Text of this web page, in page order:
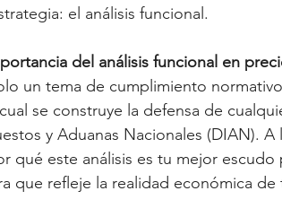
el análisis funcional.
del análisis funcional en
un tema de cumplimiento
se construye la defensa de
y Aduanas Nacionales (DIAN).
qué este análisis es tu mejor
que refleje la realidad económica de